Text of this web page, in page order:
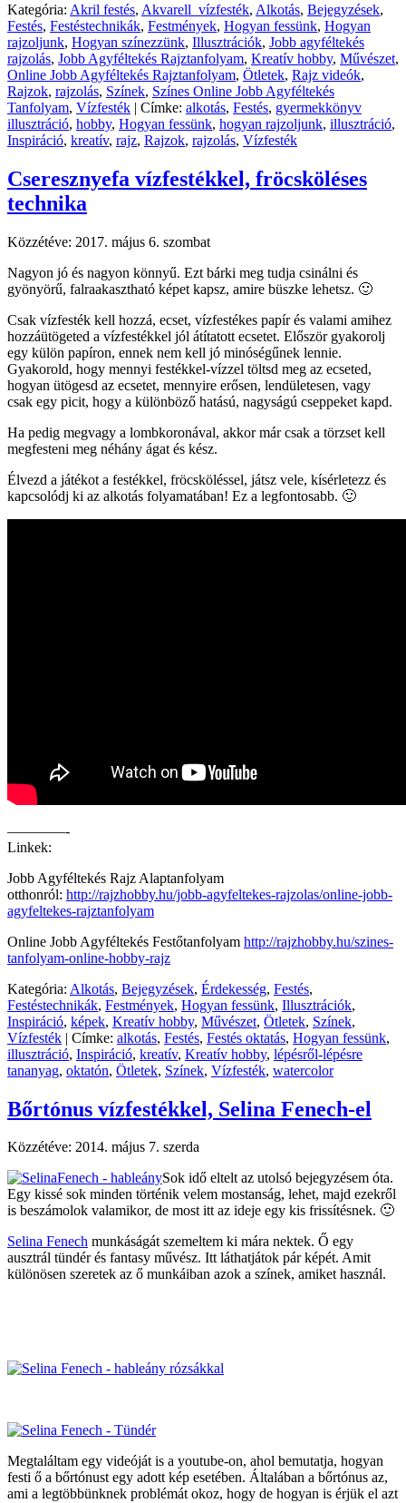
Kategória: Akril festés, Akvarell_vízfesték, Alkotás, Bejegyzések,
Festés, Festéstechnikák, Festmények, Hogyan fessünk, Hogyan
rajzoljunk, Hogyan színezzünk, Illusztrációk, Jobb agyféltekés
rajzolás, Jobb Agyféltekés Rajztanfolyam, Kreatív hobby, Művészet,
Online Jobb Agyféltekés Rajztanfolyam, Ötletek, Rajz videók,
Rajzok, rajzolás, Színek, Színes Online Jobb Agyféltekés
Tanfolyam, Vízfesték | Címke: alkotás, Festés, gyermekkönyv
illusztráció, hobby, Hogyan fessünk, hogyan rajzoljunk, illusztráció,
Inspiráció, kreatív, rajz, Rajzok, rajzolás, Vízfesték
Cseresznyefa vízfestékkel, fröcsköléses
technika
Közzétéve: 2017. május 6. szombat
Nagyon jó és nagyon könnyű. Ezt bárki meg tudja csinálni és
gyönyörű, falraakasztható képet kapsz, amire büszke lehetsz. 🙂
Csak vízfesték kell hozzá, ecset, vízfestékes papír és valami amihez
hozzáütögeted a vízfestékkel jól átítatott ecsetet. Először gyakorolj
egy külön papíron, ennek nem kell jó minóségűnek lennie.
Gyakorold, hogy mennyi festékkel-vízzel töltsd meg az ecseted,
hogyan ütögesd az ecsetet, mennyire erősen, lendületesen, vagy
csak egy picit, hogy a különböző hatású, nagyságú cseppeket kapd.
Ha pedig megvagy a lombkoronával, akkor már csak a törzset kell
megfesteni meg néhány ágat és kész.
Élvezd a játékot a festékkel, fröcsköléssel, játsz vele, kísérletezz és
kapcsolódj ki az alkotás folyamatában! Ez a legfontosabb. 🙂
————-
Linkek:
Jobb Agyféltekés Rajz Alaptanfolyam
otthonról: http://rajzhobby.hu/jobb-agyfeltekes-rajzolas/online-jobb-
agyfeltekes-rajztanfolyam
Online Jobb Agyféltekés Festőtanfolyam http://rajzhobby.hu/szines-
tanfolyam-online-hobby-rajz
Kategória: Alkotás, Bejegyzések, Érdekesség, Festés,
Festéstechnikák, Festmények, Hogyan fessünk, Illusztrációk,
Inspiráció, képek, Kreatív hobby, Művészet, Ötletek, Színek,
Vízfesték | Címke: alkotás, Festés, Festés oktatás, Hogyan fessünk,
illusztráció, Inspiráció, kreatív, Kreatív hobby, lépésről-lépésre
tananyag, oktatón, Ötletek, Színek, Vízfesték, watercolor
Bőrtónus vízfestékkel, Selina Fenech-el
Közzétéve: 2014. május 7. szerda
Sok idő eltelt az utolsó bejegyzésem óta.
Egy kissé sok minden történik velem mostanság, lehet, majd ezekről
is beszámolok valamikor, de most itt az ideje egy kis frissítésnek. 🙂
Selina Fenech munkáságát szemeltem ki mára nektek. Ő egy
ausztrál tündér és fantasy művész. Itt láthatjátok pár képét. Amit
különösen szeretek az ő munkáiban azok a színek, amiket használ.
Megtaláltam egy videóját is a youtube-on, ahol bemutatja, hogyan
festi ő a bőrtónust egy adott kép esetében. Általában a bőrtónus az,
ami a legtöbbünknek problémát okoz, hogy de hogyan is érjük el azt